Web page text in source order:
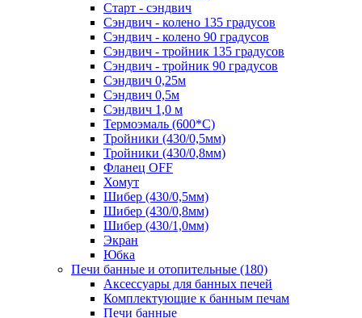
Старт - сэндвич
Сэндвич - колено 135 градусов
Сэндвич - колено 90 градусов
Сэндвич - тройник 135 градусов
Сэндвич - тройник 90 градусов
Сэндвич 0,25м
Сэндвич 0,5м
Сэндвич 1,0 м
Термоэмаль (600*С)
Тройники (430/0,5мм)
Тройники (430/0,8мм)
Фланец OFF
Хомут
Шибер (430/0,5мм)
Шибер (430/0,8мм)
Шибер (430/1,0мм)
Экран
Юбка
Печи банные и отопительные (180)
Аксессуары для банных печей
Комплектующие к банным печам
Печи банные